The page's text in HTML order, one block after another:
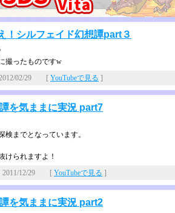
！シルフェイド幻想譚part３
撮ったものですw
02/29 [ YouTubeで見る ]
を気ままに実況 part7
検までとなっています。
けられますよ！
2011/12/29 [ YouTubeで見る ]
を気ままに実況 part2